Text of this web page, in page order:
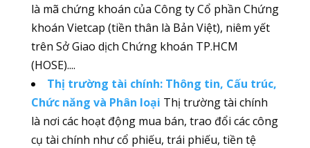
là mã chứng khoán của Công ty Cổ phần Chứng
khoán Vietcap (tiền thân là Bản Việt), niêm yết
trên Sở Giao dịch Chứng khoán TP.HCM
(HOSE)....
Thị trường tài chính: Thông tin, Cấu trúc,
Chức năng và Phân loại Thị trường tài chính
là nơi các hoạt động mua bán, trao đổi các công
cụ tài chính như cổ phiếu, trái phiếu, tiền tệ